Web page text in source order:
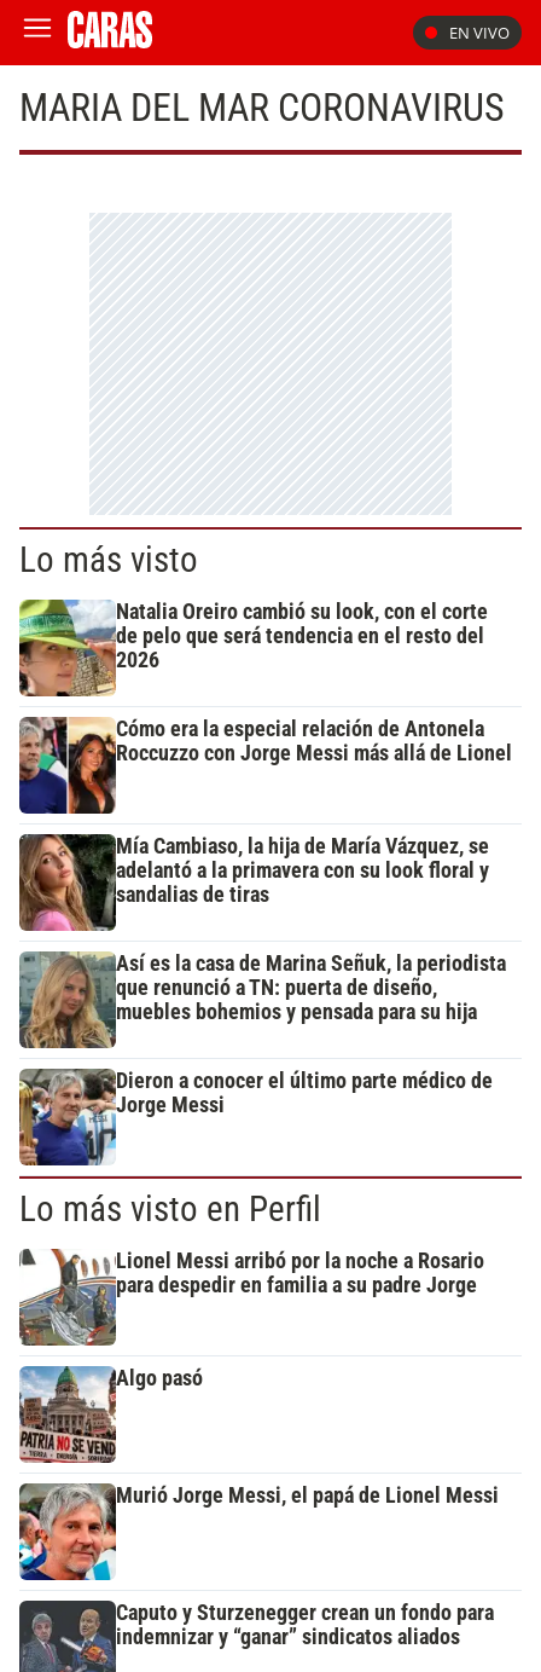
EN VIVO
MARIA DEL MAR CORONAVIRUS
Lo más visto
Natalia Oreiro cambió su look, con el corte
de pelo que será tendencia en el resto del
2026
Cómo era la especial relación de Antonela
Roccuzzo con Jorge Messi más allá de Lionel
Mía Cambiaso, la hija de María Vázquez, se
adelantó a la primavera con su look floral y
sandalias de tiras
Así es la casa de Marina Señuk, la periodista
que renunció a TN: puerta de diseño,
muebles bohemios y pensada para su hija
Dieron a conocer el último parte médico de
Jorge Messi
Lo más visto en Perfil
Lionel Messi arribó por la noche a Rosario
para despedir en familia a su padre Jorge
Algo pasó
Murió Jorge Messi, el papá de Lionel Messi
Caputo y Sturzenegger crean un fondo para
indemnizar y “ganar” sindicatos aliados